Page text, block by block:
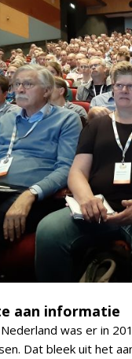
aan informatie
was er in
Dat bleek uit het